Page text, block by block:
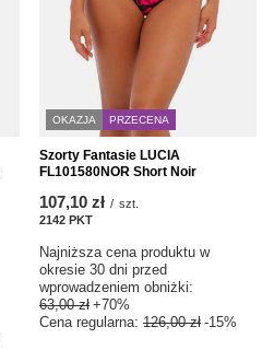
OKAZJA PRZECENA
Szorty Fantasie LUCIA
FL101580NOR Short Noir
107,10 zł / szt.
2142 PKT
Najniższa cena produktu w
okresie 30 dni przed
wprowadzeniem obniżki:
63,00 zł +70%
Cena regularna: 126,00 zł -15%